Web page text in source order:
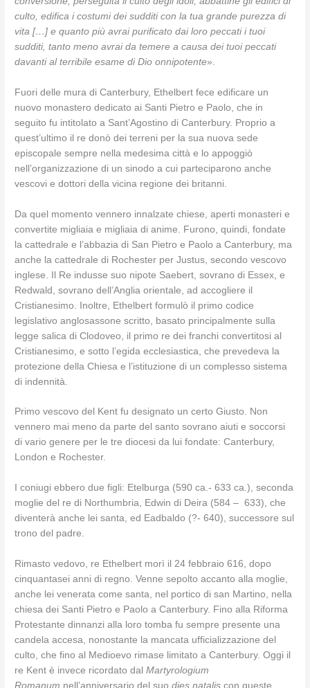
culto, edifica i costumi dei sudditi con la tua grande purezza di
vita […] e quanto più avrai purificato dai loro peccati i tuoi
sudditi, tanto meno avrai da temere a causa dei tuoi peccati
davanti al terribile esame di Dio onnipotente».
Fuori delle mura di Canterbury, Ethelbert fece edificare un
nuovo monastero dedicato ai Santi Pietro e Paolo, che in
seguito fu intitolato a Sant’Agostino di Canterbury. Proprio a
quest’ultimo il re donò dei terreni per la sua nuova sede
episcopale sempre nella medesima città e lo appoggiò
nell’organizzazione di un sinodo a cui parteciparono anche
vescovi e dottori della vicina regione dei britanni.
Da quel momento vennero innalzate chiese, aperti monasteri e
convertite migliaia e migliaia di anime. Furono, quindi, fondate
la cattedrale e l’abbazia di San Pietro e Paolo a Canterbury, ma
anche la cattedrale di Rochester per Justus, secondo vescovo
inglese. Il Re indusse suo nipote Saebert, sovrano di Essex, e
Redwald, sovrano dell’Anglia orientale, ad accogliere il
Cristianesimo. Inoltre, Ethelbert formulò il primo codice
legislativo anglosassone scritto, basato principalmente sulla
legge salica di Clodoveo, il primo re dei franchi convertitosi al
Cristianesimo, e sotto l’egida ecclesiastica, che prevedeva la
protezione della Chiesa e l’istituzione di un complesso sistema
di indennità.
Primo vescovo del Kent fu designato un certo Giusto. Non
vennero mai meno da parte del santo sovrano aiuti e soccorsi
di vario genere per le tre diocesi da lui fondate: Canterbury,
London e Rochester.
I coniugi ebbero due figli: Etelburga (590 ca.- 633 ca.), seconda
moglie del re di Northumbria, Edwin di Deira (584 – 633), che
diventerà anche lei santa, ed Eadbaldo (?- 640), successore sul
trono del padre.
Rimasto vedovo, re Ethelbert morì il 24 febbraio 616, dopo
cinquantasei anni di regno. Venne sepolto accanto alla moglie,
anche lei venerata come santa, nel portico di san Martino, nella
chiesa dei Santi Pietro e Paolo a Canterbury. Fino alla Riforma
Protestante dinnanzi alla loro tomba fu sempre presente una
candela accesa, nonostante la mancata ufficializzazione del
culto, che fino al Medioevo rimase limitato a Canterbury. Oggi il
re Kent è invece ricordato dalMartyrologium
Romanum nell’anniversario del suodies natalis con queste